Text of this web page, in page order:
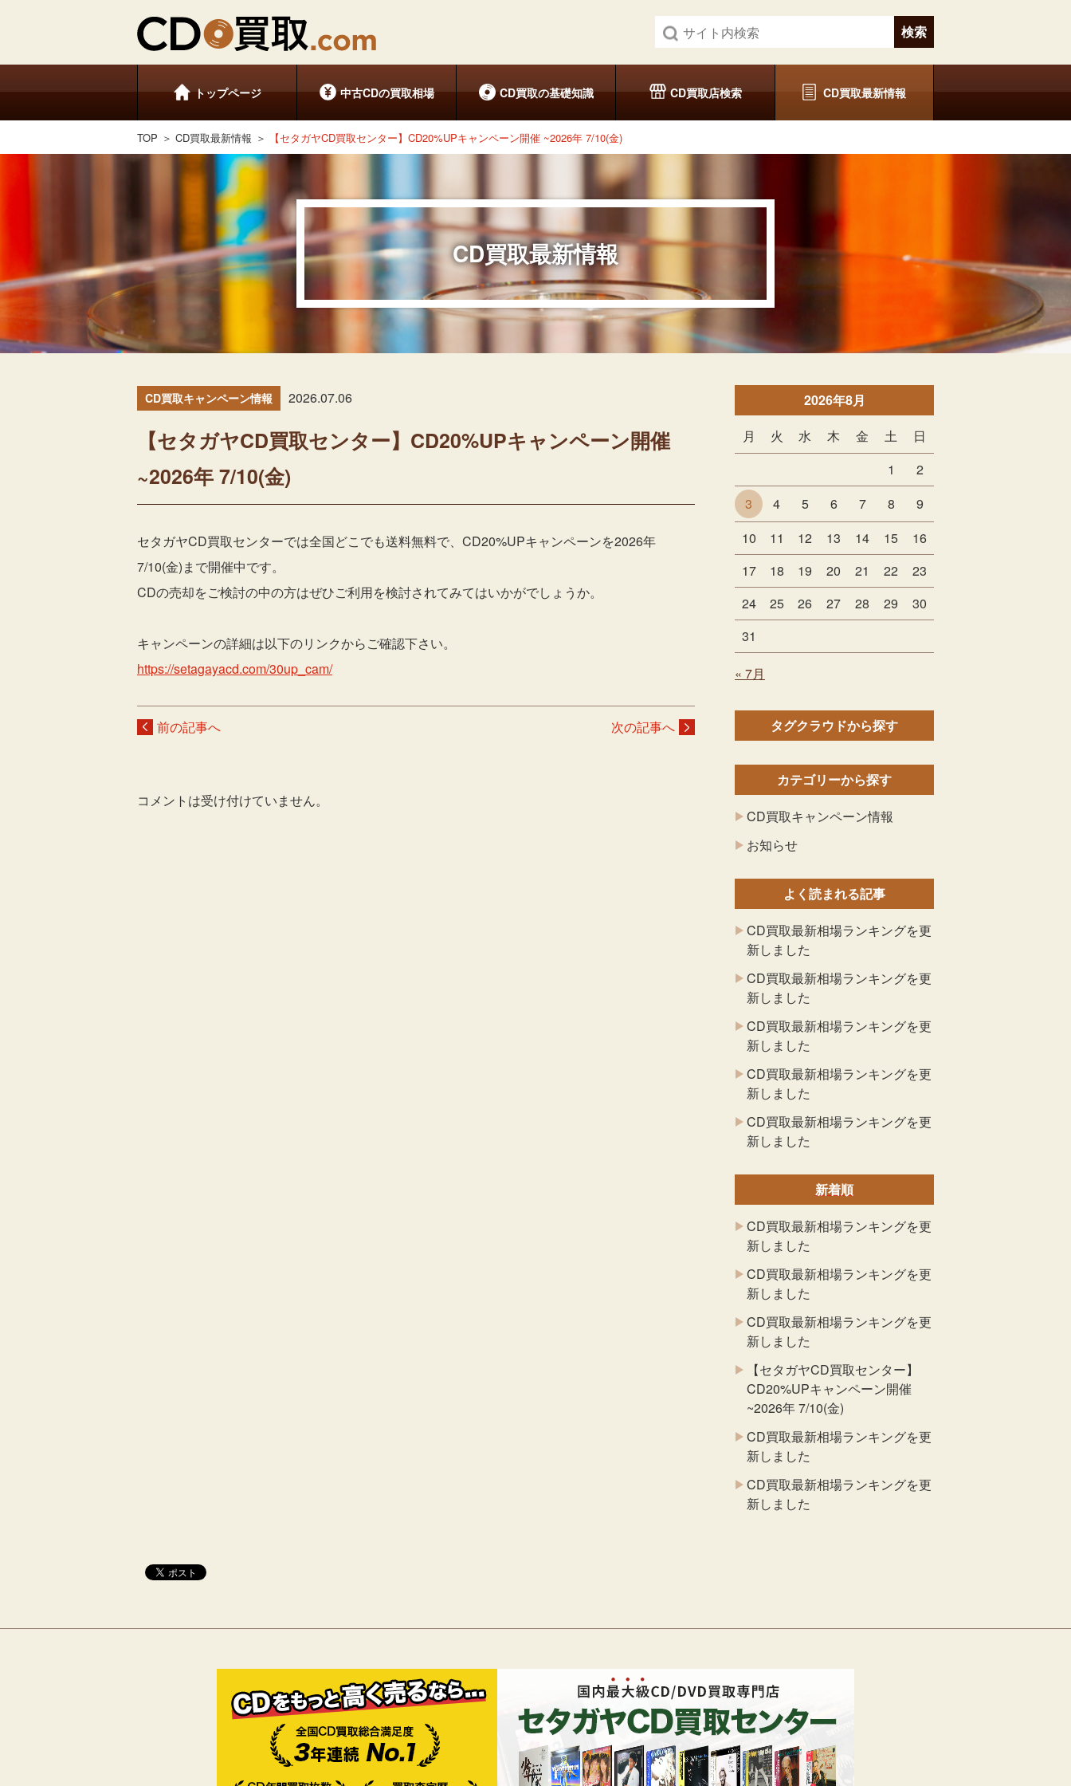
トップページ 中古CDの買取相場 CD買取の基礎知識 CD買取店検索 CD買取最新情報
TOP CD買取最新情報 【セタガヤCD買取センター】CD20%UPキャンペーン開催 ~2026年 7/10(金)
CD買取最新情報
CD買取キャンペーン情報 2026.07.06
【セタガヤCD買取センター】CD20%UPキャンペーン開催
~2026年 7/10(金)
セタガヤCD買取センターでは全国どこでも送料無料で、CD20%UPキャンペーンを2026年
7/10(金)まで開催中です。
CDの売却をご検討の中の方はぜひご利用を検討されてみてはいかがでしょうか。
キャンペーンの詳細は以下のリンクからご確認下さい。
https://setagayacd.com/30up_cam/
前の記事へ 次の記事へ
コメントは受け付けていません。
2026年8月
月
火 水 木 金 土
日
1
2
3
4 5 6 7 8
9
10
11 12 13 14 15
16
17
18 19 20 21 22
23
24
25 26 27 28 29
30
31
« 7月
タグクラウドから探す
カテゴリーから探す
CD買取キャンペーン情報
お知らせ
よく読まれる記事
CD買取最新相場ランキングを更
新しました
CD買取最新相場ランキングを更
新しました
CD買取最新相場ランキングを更
新しました
CD買取最新相場ランキングを更
新しました
CD買取最新相場ランキングを更
新しました
新着順
CD買取最新相場ランキングを更
新しました
CD買取最新相場ランキングを更
新しました
CD買取最新相場ランキングを更
新しました
【セタガヤCD買取センター】
CD20%UPキャンペーン開催
~2026年 7/10(金)
CD買取最新相場ランキングを更
新しました
CD買取最新相場ランキングを更
新しました